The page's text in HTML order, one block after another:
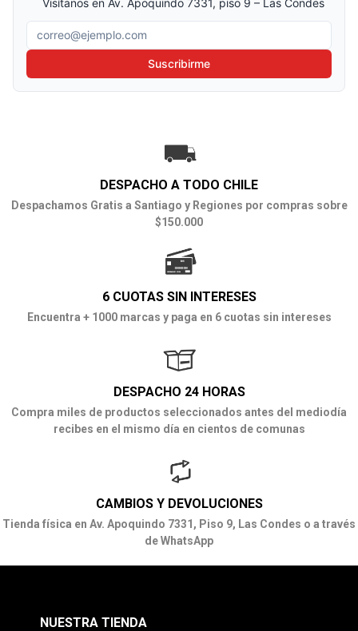
Correo electrónico
Suscribirme
DESPACHO A TODO CHILE
Despachamos Gratis a Santiago y Regiones por compras sobre
$150.000
6 CUOTAS SIN INTERESES
Encuentra + 1000 marcas y paga en 6 cuotas sin intereses
DESPACHO 24 HORAS
Compra miles de productos seleccionados antes del mediodía
recibes en el mismo día en cientos de comunas
CAMBIOS Y DEVOLUCIONES
Tienda física en Av. Apoquindo 7331, Piso 9, Las Condes o a través
de WhatsApp
NUESTRA TIENDA